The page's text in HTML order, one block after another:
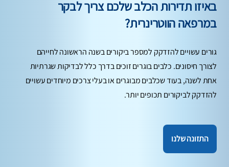
באיזו תדירות הכלב שלכם צריך לבקר
במרפאה הווטרינרית?
גורים עשויים להזדקק למספר ביקורים בשנה הראשונה לחייהם
לצורך חיסונים. כלבים בוגרים זוכים בדרך כלל לבדיקות שגרתיות
אחת לשנה, בעוד שכלבים מבוגרים או בעלי צרכים מיוחדים עשויים
להזדקק לביקורים תכופים יותר.
התזונה שלנו